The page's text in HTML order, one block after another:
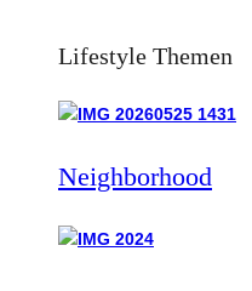
Lifestyle Themen
Neighborhood